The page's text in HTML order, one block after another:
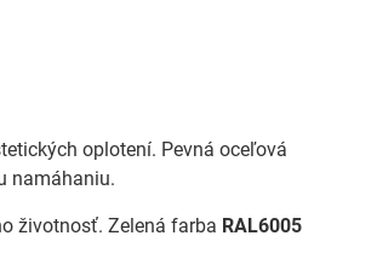
oplotení. Pevná oceľová
namáhaniu.
životnosť. Zelená farba RAL6005